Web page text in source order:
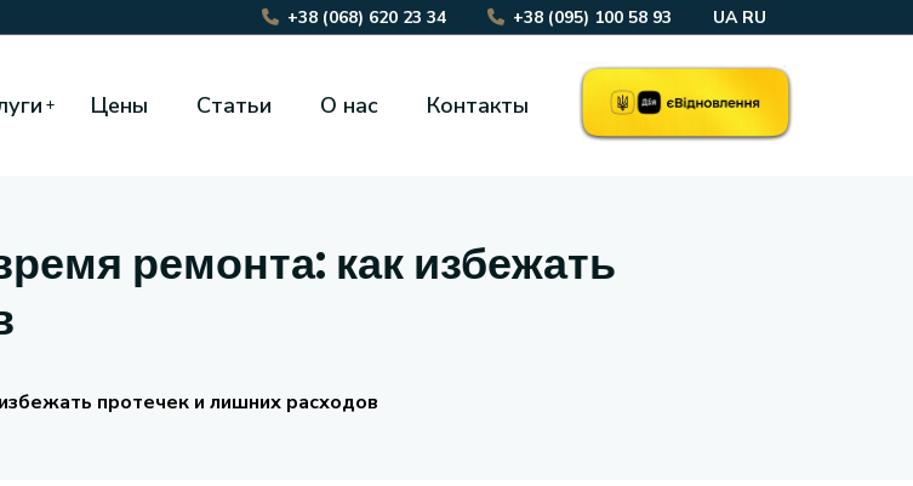
+38 (068) 620 23 34 +38 (095) 100 58 93 UA RU
Цены Статьи О нас Контакты
ремонта: как избежать
протечек и лишних расходов